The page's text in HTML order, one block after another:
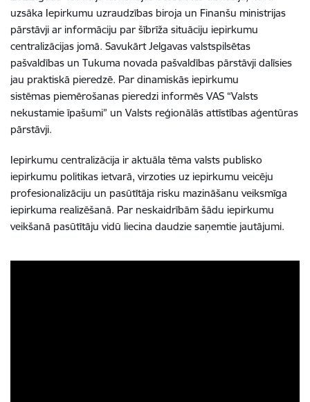
uzsāka Iepirkumu uzraudzības biroja un Finanšu ministrijas
pārstāvji ar informāciju par šībrīža situāciju iepirkumu
centralizācijas jomā. Savukārt Jelgavas valstspilsētas
pašvaldības un Tukuma novada pašvaldības pārstāvji dalīsies
jau praktiskā pieredzē. Par dinamiskās iepirkumu
sistēmas piemērošanas pieredzi informēs VAS “Valsts
nekustamie īpašumi” un Valsts reģionālās attīstības aģentūras
pārstāvji.
Iepirkumu centralizācija ir aktuāla tēma valsts publisko
iepirkumu politikas ietvarā, virzoties uz iepirkumu veicēju
profesionalizāciju un pasūtītāja risku mazināšanu veiksmīga
iepirkuma realizēšanā. Par neskaidrībām šādu iepirkumu
veikšanā pasūtītāju vidū liecina daudzie saņemtie jautājumi.